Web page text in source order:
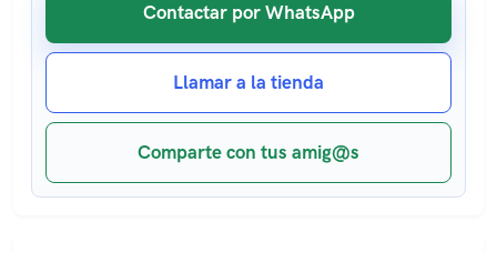
Contactar por WhatsApp
Llamar a la tienda
Comparte con tus amig@s